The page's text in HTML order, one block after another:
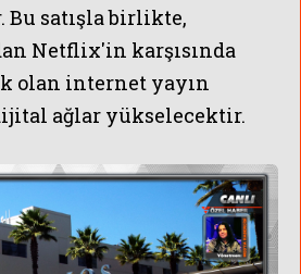
satışla birlikte,
Netflix'in karşısında
olan internet yayın
ağlar yükselecektir.